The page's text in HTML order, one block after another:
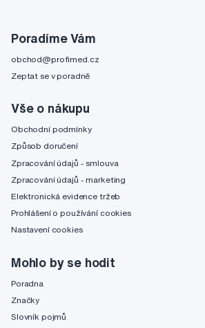
Poradíme Vám
obchod@profimed.cz
Zeptat se v poradně
Vše o nákupu
Obchodní podmínky
Způsob doručení
Zpracování údajů - smlouva
Zpracování údajů - marketing
Elektronická evidence tržeb
Prohlášení o používání cookies
Nastavení cookies
Mohlo by se hodit
Poradna
Značky
Slovník pojmů